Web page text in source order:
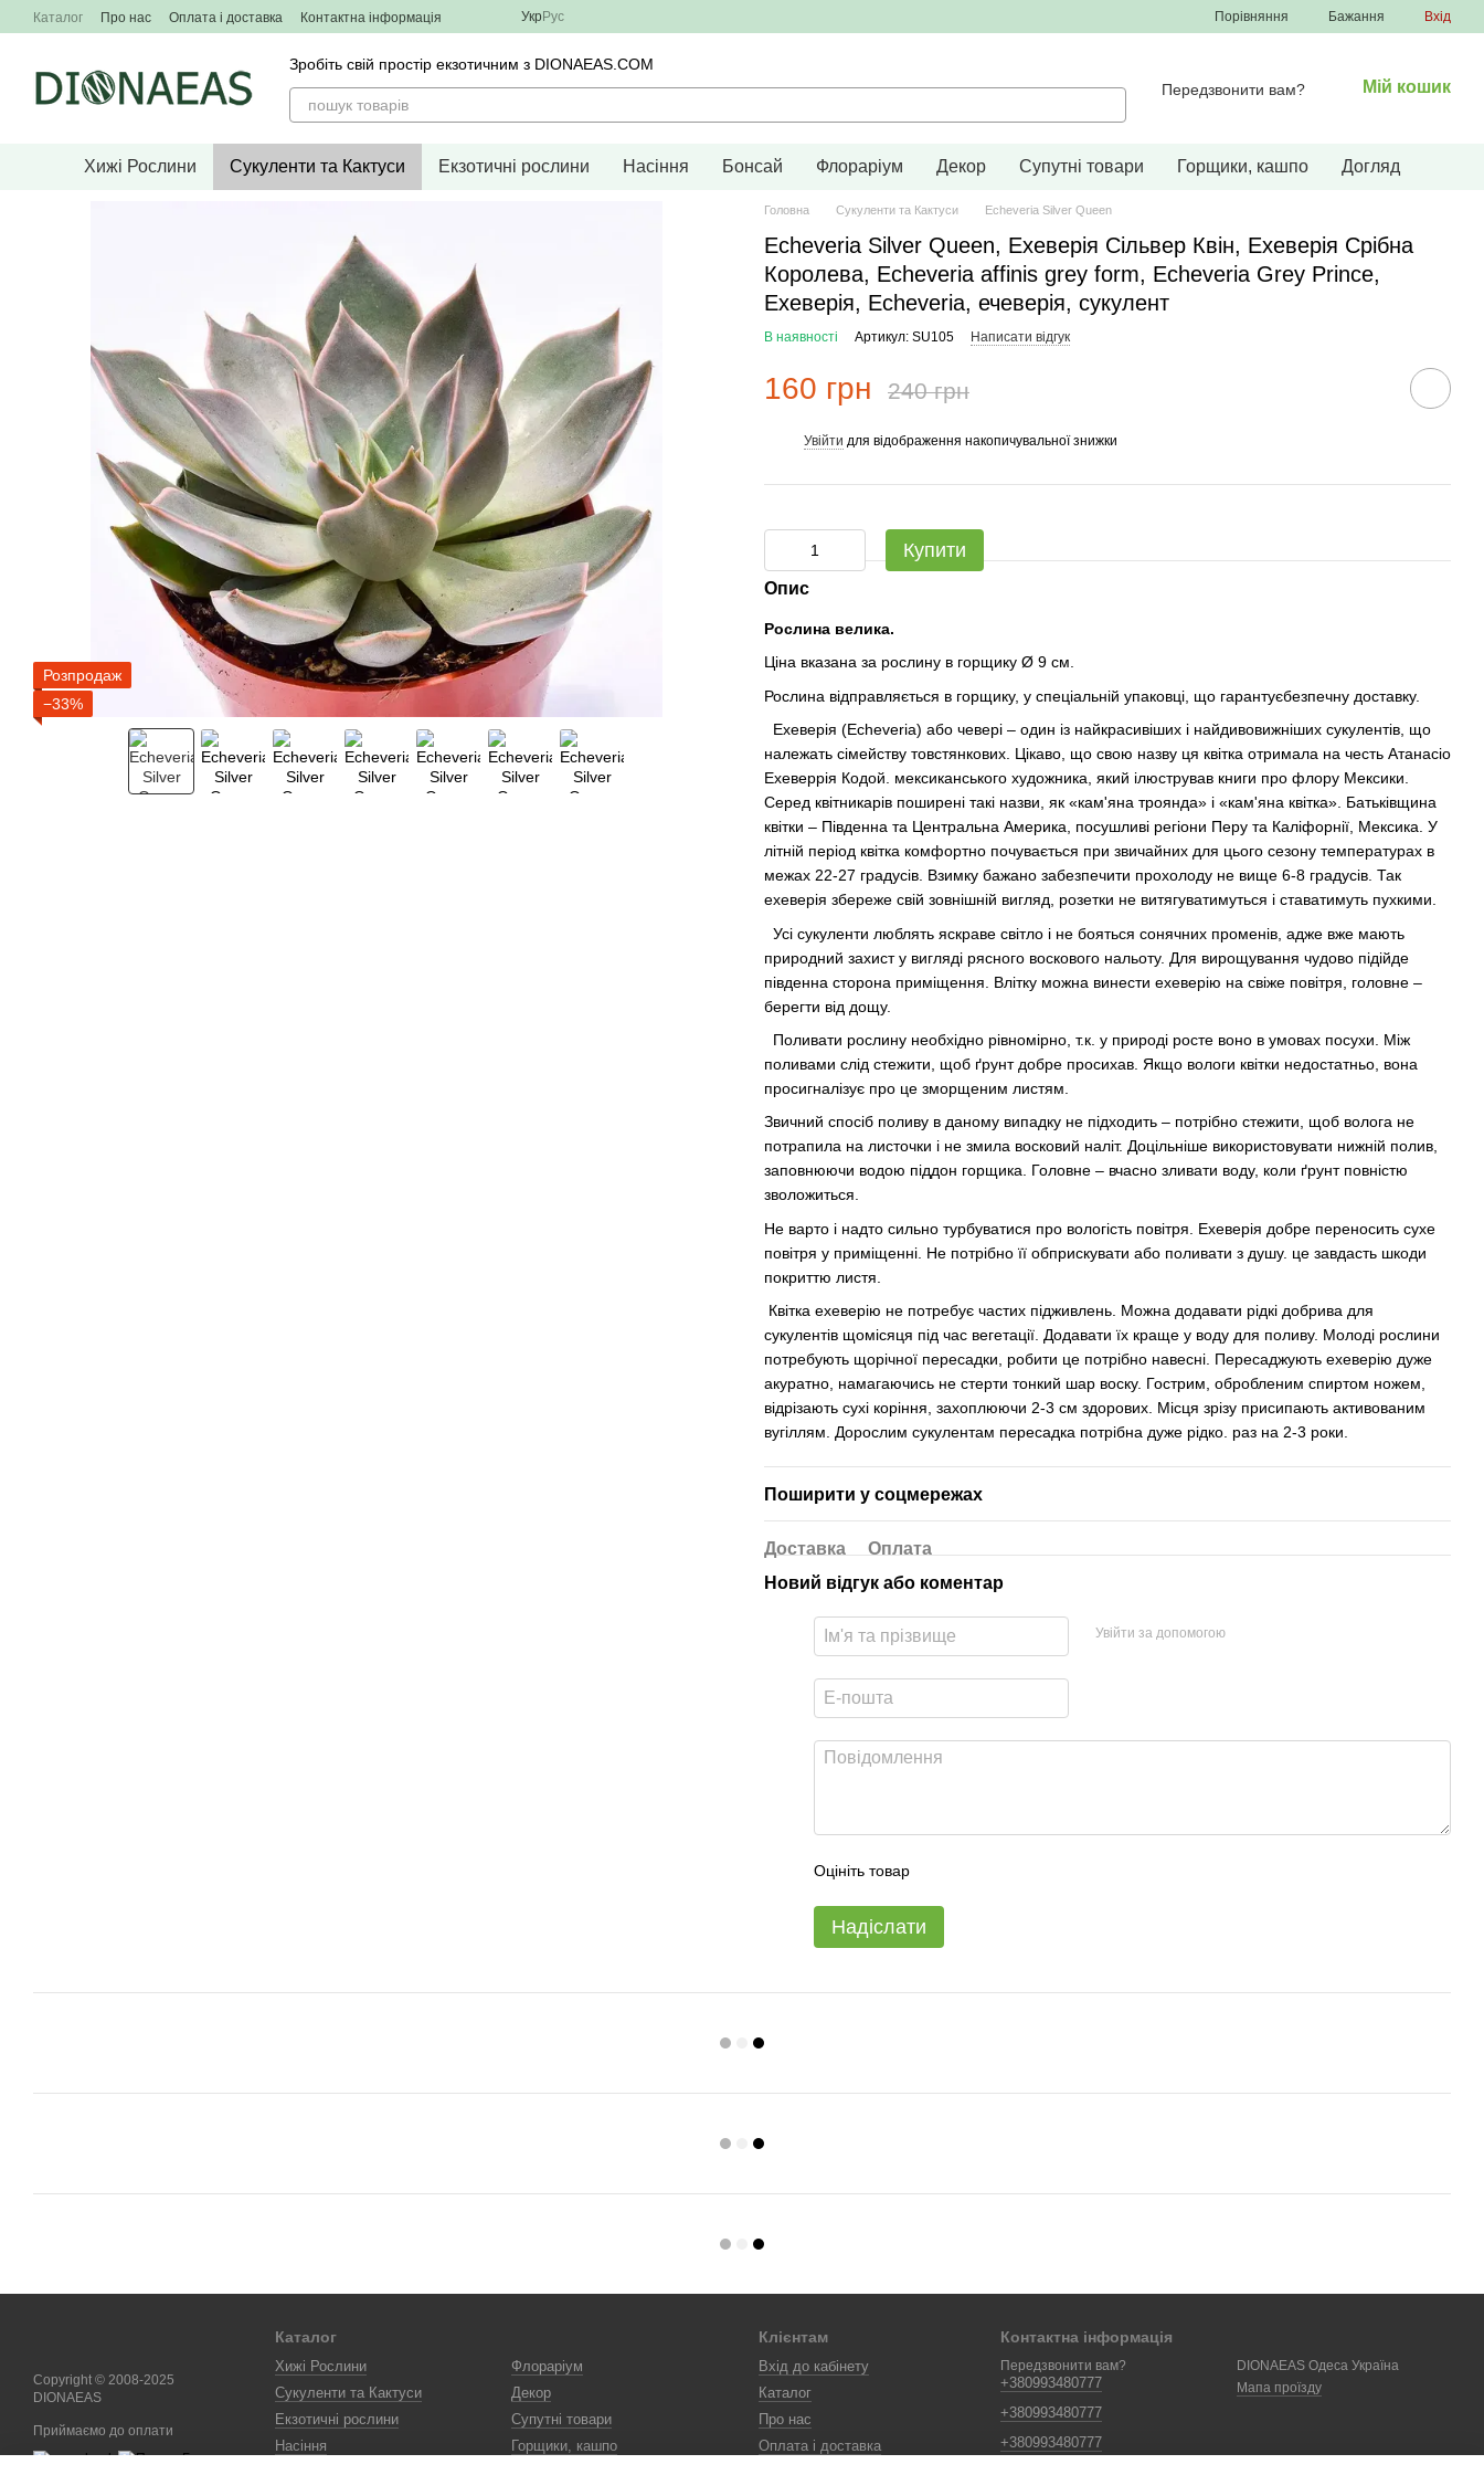
Перейти до основного контенту
Каталог Про нас Оплата і доставка Контактна інформація УкрРус Порівняння Бажання Вхід
Зробіть свій простір екзотичним з DIONAEAS.COM
Передзвонити вам?
Мій кошик
Хижі Рослини Сукуленти та Кактуси Екзотичні рослини Насіння Бонсай Флораріум Декор Супутні товари Горщики, кашпо Догляд
Розпродаж
−33%
Головна Сукуленти та Кактуси Echeveria Silver Queen
Echeveria Silver Queen, Ехеверія Сільвер Квін, Ехеверія Срібна
Королева, Echeveria affinis grey form, Echeveria Grey Prince,
Ехеверія, Echeveria, ечеверія, сукулент
В наявності Артикул: SU105 Написати відгук
160 грн 240 грн
Увійти для відображення накопичувальної знижки
Купити
Опис
Рослина велика.
Ціна вказана за рослину в горщику Ø 9 см.
Рослина відправляється в горщику, у спеціальній упаковці, що гарантуєбезпечну доставку.
Ехеверія (Echeveria) або чевері – один із найкрасивіших і найдивовижніших сукулентів, що
належать сімейству товстянкових. Цікаво, що свою назву ця квітка отримала на честь Атанасіо
Ехеверрія Кодой. мексиканського художника, який ілюстрував книги про флору Мексики.
Серед квітникарів поширені такі назви, як «кам'яна троянда» і «кам'яна квітка». Батьківщина
квітки – Південна та Центральна Америка, посушливі регіони Перу та Каліфорнії, Мексика. У
літній період квітка комфортно почувається при звичайних для цього сезону температурах в
межах 22-27 градусів. Взимку бажано забезпечити прохолоду не вище 6-8 градусів. Так
ехеверія збереже свій зовнішній вигляд, розетки не витягуватимуться і ставатимуть пухкими.
Усі сукуленти люблять яскраве світло і не бояться сонячних променів, адже вже мають
природний захист у вигляді рясного воскового нальоту. Для вирощування чудово підійде
південна сторона приміщення. Влітку можна винести ехеверію на свіже повітря, головне –
берегти від дощу.
Поливати рослину необхідно рівномірно, т.к. у природі росте воно в умовах посухи. Між
поливами слід стежити, щоб ґрунт добре просихав. Якщо вологи квітки недостатньо, вона
просигналізує про це зморщеним листям.
Звичний спосіб поливу в даному випадку не підходить – потрібно стежити, щоб волога не
потрапила на листочки і не змила восковий наліт. Доцільніше використовувати нижній полив,
заповнюючи водою піддон горщика. Головне – вчасно зливати воду, коли ґрунт повністю
зволожиться.
Не варто і надто сильно турбуватися про вологість повітря. Ехеверія добре переносить сухе
повітря у приміщенні. Не потрібно її обприскувати або поливати з душу. це завдасть шкоди
покриттю листя.
Квітка ехеверію не потребує частих підживлень. Можна додавати рідкі добрива для
сукулентів щомісяця під час вегетації. Додавати їх краще у воду для поливу. Молоді рослини
потребують щорічної пересадки, робити це потрібно навесні. Пересаджують ехеверію дуже
акуратно, намагаючись не стерти тонкий шар воску. Гострим, обробленим спиртом ножем,
відрізають сухі коріння, захоплюючи 2-3 см здорових. Місця зрізу присипають активованим
вугіллям. Дорослим сукулентам пересадка потрібна дуже рідко. раз на 2-3 роки.
Поширити у соцмережах
Доставка
Оплата
Новий відгук або коментар
Увійти за допомогою
Оцініть товар
Надіслати
Copyright © 2008-2025
DIONAEAS
Приймаємо до оплати
Каталог
Хижі Рослини
Сукуленти та Кактуси
Екзотичні рослини
Насіння
Флораріум
Декор
Супутні товари
Горщики, кашпо
Клієнтам
Вхід до кабінету
Каталог
Про нас
Оплата і доставка
Контактна інформація
Передзвонити вам?
+380993480777
+380993480777
+380993480777
DIONAEAS Одеса Україна
Мапа проїзду